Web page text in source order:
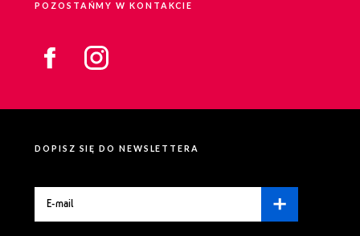
POZOSTAŃMY W KONTAKCIE
DOPISZ SIĘ DO NEWSLETTERA